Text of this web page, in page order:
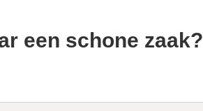
een schone zaak?